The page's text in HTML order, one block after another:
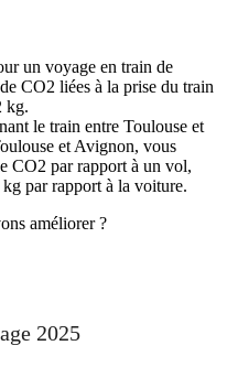
un voyage en train de
CO2 liées à la prise du train
kg.
le train entre Toulouse et
et Avignon, vous
CO2 par rapport à un vol,
par rapport à la voiture.
améliorer ?
2025